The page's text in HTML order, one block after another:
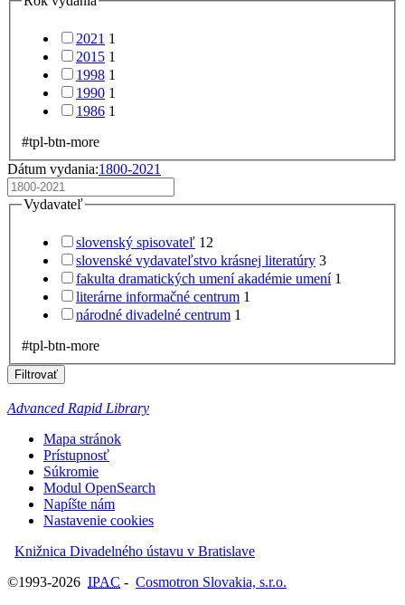
2021 1
2015 1
1998 1
1990 1
1986 1
#tpl-btn-more
Dátum vydania:1800-2021
Vydavateľ
slovenský spisovateľ 12
slovenské vydavateľstvo krásnej literatúry 3
fakulta dramatických umení akadémie umení 1
literárne informačné centrum 1
národné divadelné centrum 1
#tpl-btn-more
Filtrovať
Advanced Rapid Library
Mapa stránok
Prístupnosť
Súkromie
Modul OpenSearch
Napíšte nám
Nastavenie cookies
Knižnica Divadelného ústavu v Bratislave
©1993-2026 IPAC - Cosmotron Slovakia, s.r.o.